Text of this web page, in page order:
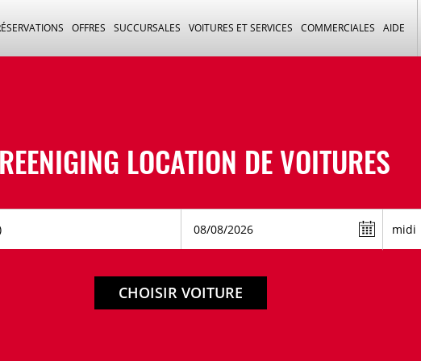
OFFRES SUCCURSALES VOITURES ET SERVICES COMMERCIALES AIDE
LOCATION DE VOITURES
CHOISIR VOITURE